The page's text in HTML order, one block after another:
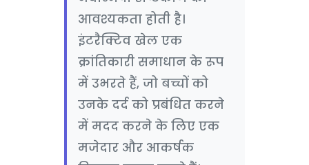
आवश्यकता होती है।
इंटरैक्टिव खेल एक
क्रांतिकारी समाधान के रूप
में उभरते हैं, जो बच्चों को
उनके दर्द को प्रबंधित करने
में मदद करने के लिए एक
मजेदार और आकर्षक